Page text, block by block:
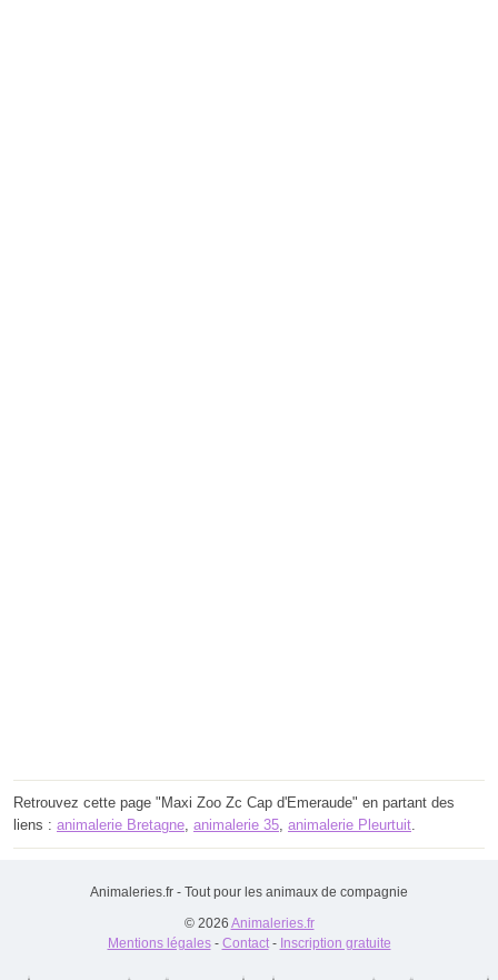
Retrouvez cette page "Maxi Zoo Zc Cap d'Emeraude" en partant des
liens : animalerie Bretagne animalerie 35 animalerie Pleurtuit
Animaleries.fr - Tout pour les animaux de compagnie
© 2026 Animaleries.fr
Mentions légales- Contact- Inscription gratuite